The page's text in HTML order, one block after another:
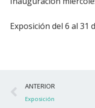
Exposición del 6 al 31
Ant
ANTERIOR
Exposición